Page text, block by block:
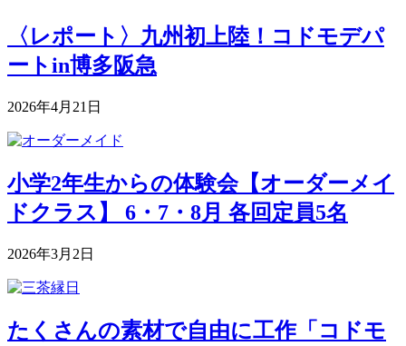
〈レポート〉九州初上陸！コドモデパ
ートin博多阪急
2026年4月21日
小学2年生からの体験会【オーダーメイ
ドクラス】 6・7・8月 各回定員5名
2026年3月2日
たくさんの素材で自由に工作「コドモ